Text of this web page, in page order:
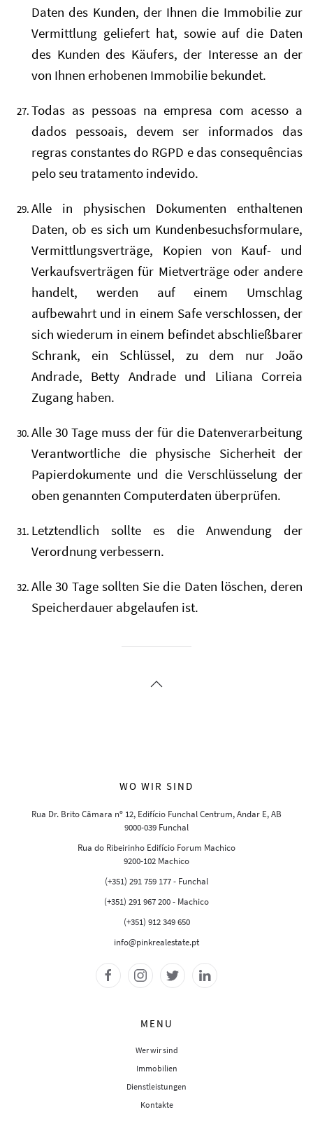
Daten des Kunden, der Ihnen die Immobilie zur
Vermittlung geliefert hat, sowie auf die Daten
des Kunden des Käufers, der Interesse an der
von Ihnen erhobenen Immobilie bekundet.
Todas as pessoas na empresa com acesso a
dados pessoais, devem ser informados das
regras constantes do RGPD e das consequências
pelo seu tratamento indevido.
Alle in physischen Dokumenten enthaltenen
Daten, ob es sich um Kundenbesuchsformulare,
Vermittlungsverträge, Kopien von Kauf- und
Verkaufsverträgen für Mietverträge oder andere
handelt, werden auf einem Umschlag
aufbewahrt und in einem Safe verschlossen, der
sich wiederum in einem befindet abschließbarer
Schrank, ein Schlüssel, zu dem nur João
Andrade, Betty Andrade und Liliana Correia
Zugang haben.
Alle 30 Tage muss der für die Datenverarbeitung
Verantwortliche die physische Sicherheit der
Papierdokumente und die Verschlüsselung der
oben genannten Computerdaten überprüfen.
Letztendlich sollte es die Anwendung der
Verordnung verbessern.
Alle 30 Tage sollten Sie die Daten löschen, deren
Speicherdauer abgelaufen ist.
WO WIR SIND
Rua Dr. Brito Câmara nº 12, Edifício Funchal Centrum, Andar E, AB
9000-039 Funchal
Rua do Ribeirinho Edifício Forum Machico
9200-102 Machico
(+351) 291 759 177 - Funchal
(+351) 291 967 200 - Machico
(+351) 912 349 650
info@pinkrealestate.pt
MENU
Wer wir sind
Immobilien
Dienstleistungen
Kontakte